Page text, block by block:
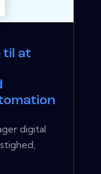
til at
digital